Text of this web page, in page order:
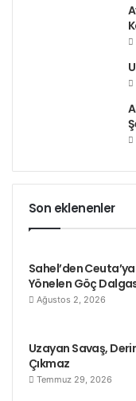
Son eklenenler
Sahel’den Ceuta’ya
Yönelen Göç
Ağustos 2, 2026
Uzayan Savaş,
Çıkmaz
Temmuz 29, 2026